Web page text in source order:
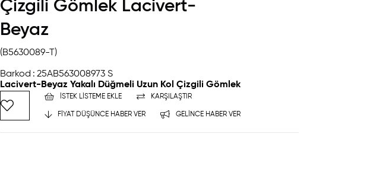
Çizgili Gömlek Lacivert-
Beyaz
(B5630089-T)
Barkod : 25AB563008973 S
Lacivert-Beyaz Yakalı Düğmeli Uzun Kol Çizgili Gömlek
İSTEK LISTEME EKLE KARŞILAŞTIR
FIYAT DÜŞÜNCE HABER VER GELINCE HABER VER